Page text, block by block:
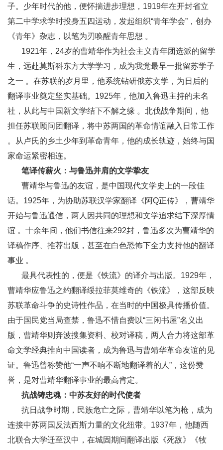
子。少年时代的他，便怀揣进步理想，1919年在开封省立
第二中学求学时投身五四运动，发起组织“青年学会”，创办
《青年》杂志，以笔为刃唤醒青年思想 。
1921年，24岁的曹靖华作为社会主义青年团选派的留学
生，远赴莫斯科东方大学学习，成为我党最早一批留苏学子
之一 。在苏联的岁月里，他系统钻研俄苏文学，为日后的
翻译事业奠定坚实基础。1925年，他加入鲁迅主持的未名
社，从此与中国新文学结下不解之缘 。北伐战争期间，他
担任苏联顾问团翻译，将中苏两国的革命情谊融入日常工作
。从卢氏的乡土少年到革命青年，他的成长轨迹，始终与国
家命运紧密相连。
笔译传薪火：与鲁迅并肩的文学挚友
曹靖华与鲁迅的友谊，是中国现代文学史上的一段佳
话。1925年，为协助苏联汉学家翻译《阿Q正传》，曹靖华
开始与鲁迅通信，两人因共同的理想和文学追求结下深厚情
谊 。十余年间，他们书信往来292封，鲁迅多次为曹靖华的
译稿作序、推荐出版，甚至在白色恐怖下全力支持他的翻译
事业 。
最具代表性的，便是《铁流》的译介与出版。1929年，
曹靖华应鲁迅之约翻译绥拉菲莫维奇的《铁流》，这部反映
苏联革命斗争的史诗性作品，在当时的中国极具传播价值。
由于国民党当局查禁，鲁迅不惜自费以“三闲书屋”名义出
版，曹靖华则奔波搜集资料、校对译稿，两人合力将这部革
命文学经典推向中国读者，成为鲁迅与曹靖华革命友谊的见
证。鲁迅曾称赞他“一声不响不断地翻译着的人”，这份赞
誉，是对曹靖华翻译事业的最高肯定。
抗战铸忠魂：中苏友好的时代使者
抗日战争时期，民族危亡之际，曹靖华以笔为枪，成为
连接中苏两国反法西斯力量的文化纽带。1937年，他随西
北联合大学迁至汉中，在城固期间翻译出版《死敌》《牧